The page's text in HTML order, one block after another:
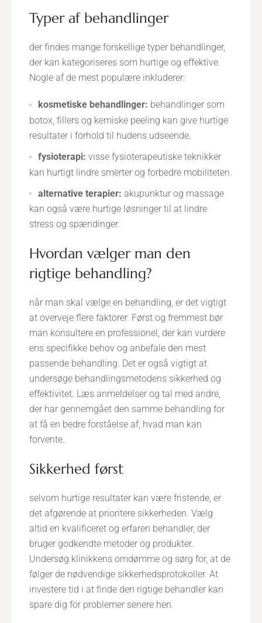
typer af behandlinger
der findes mange forskellige typer behandlinger,
der kan kategoriseres som hurtige og effektive.
Nogle af de mest populære inkluderer:
kosmetiske behandlinger: behandlinger som
botox, fillers og kemiske peeling kan give hurtige
resultater i forhold til hudens udseende.
fysioterapi: visse fysioterapeutiske teknikker
kan hurtigt lindre smerter og forbedre mobiliteten.
alternative terapier: akupunktur og massage
kan også være hurtige løsninger til at lindre
stress og spændinger.
hvordan vælger man den
rigtige behandling?
når man skal vælge en behandling, er det vigtigt
at overveje flere faktorer. Først og fremmest bør
man konsultere en professionel, der kan vurdere
ens specifikke behov og anbefale den mest
passende behandling. Det er også vigtigt at
undersøge behandlingsmetodens sikkerhed og
effektivitet. Læs anmeldelser og tal med andre,
der har gennemgået den samme behandling for
at få en bedre forståelse af, hvad man kan
forvente.
sikkerhed først
selvom hurtige resultater kan være fristende, er
det afgørende at prioritere sikkerheden. Vælg
altid en kvalificeret og erfaren behandler, der
bruger godkendte metoder og produkter.
Undersøg klinikkens omdømme og sørg for, at de
følger de nødvendige sikkerhedsprotokoller. At
investere tid i at finde den rigtige behandler kan
spare dig for problemer senere hen.